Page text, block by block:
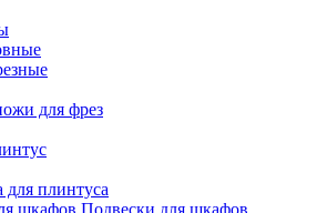
для фрез
плинтуса
Подвески для шкафов